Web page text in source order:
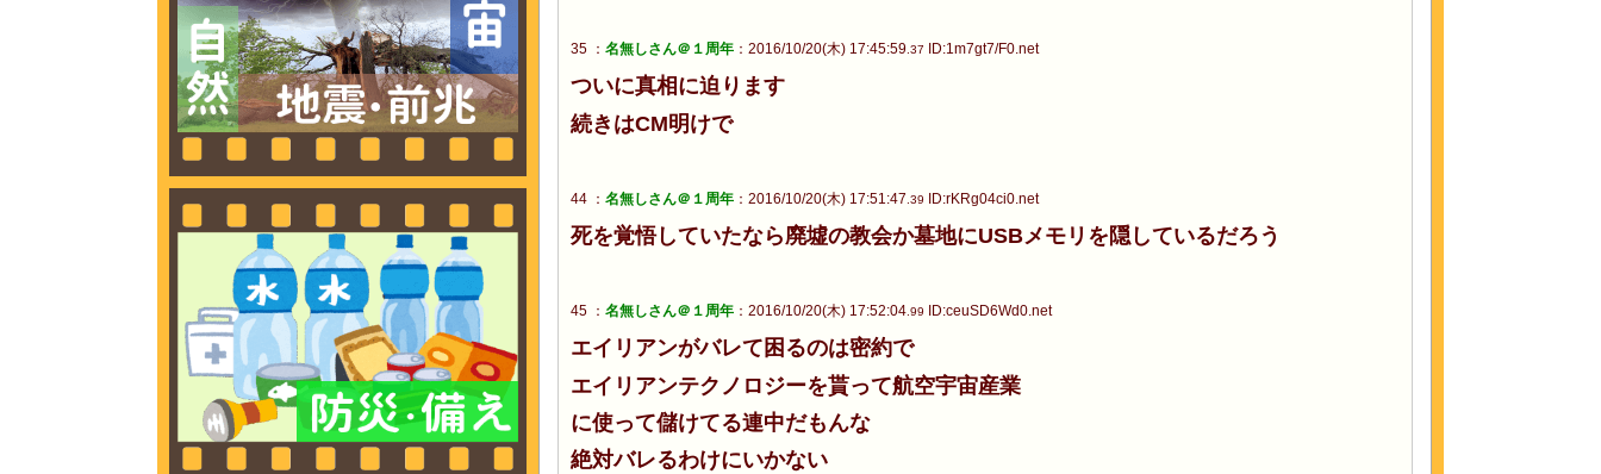
35 ： 名無しさん＠１周年 ：2016/10/20(木) 17:45:59 .37 ID:1m7gt7/F0.net
ついに真相に迫ります
続きはCM明けで
44 ： 名無しさん＠１周年 ：2016/10/20(木) 17:51:47 .39 ID:rKRg04ci0.net
死を覚悟していたなら廃墟の教会か墓地にUSBメモリを隠しているだろう
45 ： 名無しさん＠１周年 ：2016/10/20(木) 17:52:04 .99 ID:ceuSD6Wd0.net
エイリアンがバレて困るのは密約で
エイリアンテクノロジーを貰って航空宇宙産業
に使って儲けてる連中だもんな
絶対バレるわけにいかない